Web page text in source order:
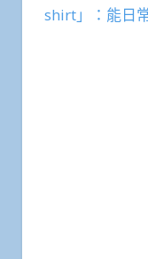
shirt」：能日